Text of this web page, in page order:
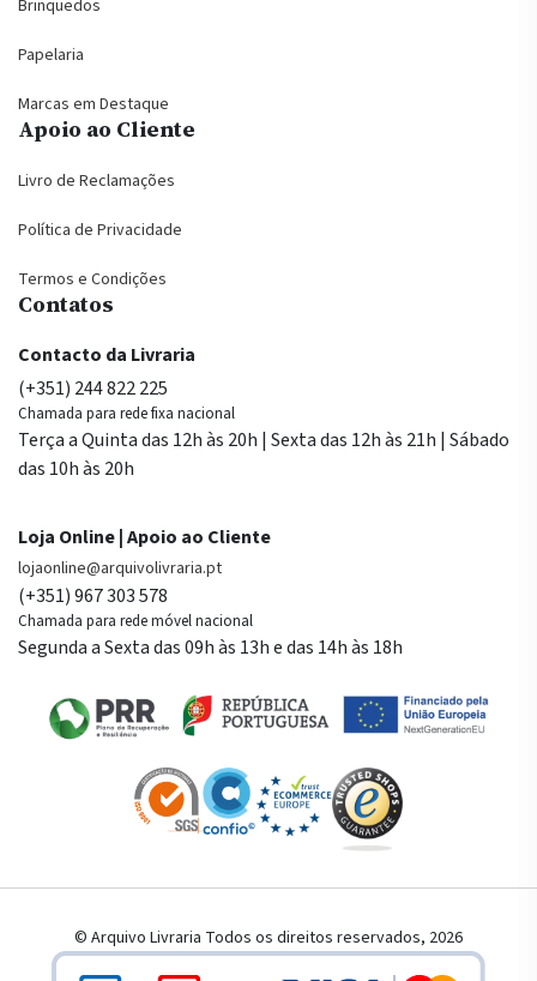
Brinquedos
Papelaria
Marcas em Destaque
Apoio ao Cliente
Livro de Reclamações
Política de Privacidade
Termos e Condições
Contatos
Contacto da Livraria
(+351) 244 822 225
Chamada para rede fixa nacional
Terça a Quinta das 12h às 20h | Sexta das 12h às 21h | Sábado
das 10h às 20h
Loja Online | Apoio ao Cliente
lojaonline@arquivolivraria.pt
(+351) 967 303 578
Chamada para rede móvel nacional
Segunda a Sexta das 09h às 13h e das 14h às 18h
© Arquivo Livraria Todos os direitos reservados, 2026